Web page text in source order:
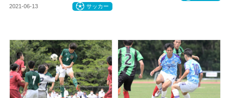
2021-06-13 サッカー